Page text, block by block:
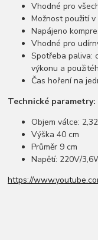
Vhodné pro
Možnost použití
Napájeno
Vhodné pro
Spotřeba paliva:
výkonu a
Čas hoření na
Technické parametry:
Objem válce:
Výška 40 cm
Průměr 9 cm
Napětí: 220V/
https://